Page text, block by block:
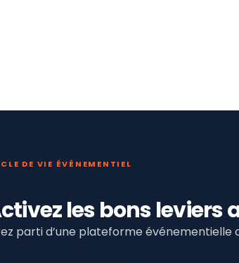
DE VIE ÉVÉNEMENTIEL
les bons
parti d’une plateforme